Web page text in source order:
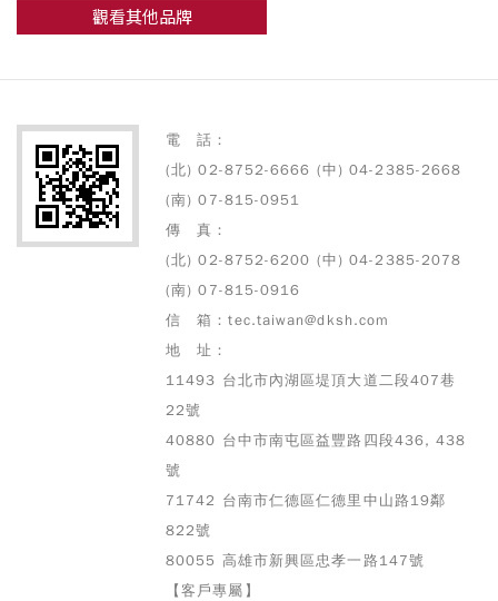
觀看其他品牌
電 話：
(北) 02-8752-6666 (中) 04-2385-2668
(南) 07-815-0951
傳 真：
(北) 02-8752-6200 (中) 04-2385-2078
(南) 07-815-0916
信 箱：tec.taiwan@dksh.com
地 址：
11493 台北市內湖區堤頂大道二段407巷
22號
40880 台中市南屯區益豐路四段436, 438
號
71742 台南市仁德區仁德里中山路19鄰
822號
80055 高雄市新興區忠孝一路147號
【客戶專屬】